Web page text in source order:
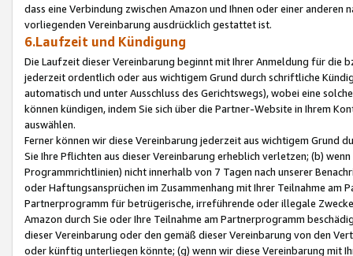
dass eine Verbindung zwischen Amazon und Ihnen oder einer
vorliegenden Vereinbarung ausdrücklich gestattet ist.
6.Laufzeit und Kündigung
Die Laufzeit dieser Vereinbarung beginnt mit Ihrer Anmeldung für die
jederzeit ordentlich oder aus wichtigem Grund durch schriftliche
automatisch und unter Ausschluss des Gerichtswegs), wobei eine
können kündigen, indem Sie sich über die Partner-Website in Ihrem
auswählen.
Ferner können wir diese Vereinbarung jederzeit aus wichtigem Grund
Sie Ihre Pflichten aus dieser Vereinbarung erheblich verletzen; (b)
Programmrichtlinien) nicht innerhalb von 7 Tagen nach unserer
oder Haftungsansprüchen im Zusammenhang mit Ihrer Teilnahme am
Partnerprogramm für betrügerische, irreführende oder illegale
Amazon durch Sie oder Ihre Teilnahme am Partnerprogramm
dieser Vereinbarung oder den gemäß dieser Vereinbarung von den
oder künftig unterliegen könnte; (g) wenn wir diese Vereinbarung mit